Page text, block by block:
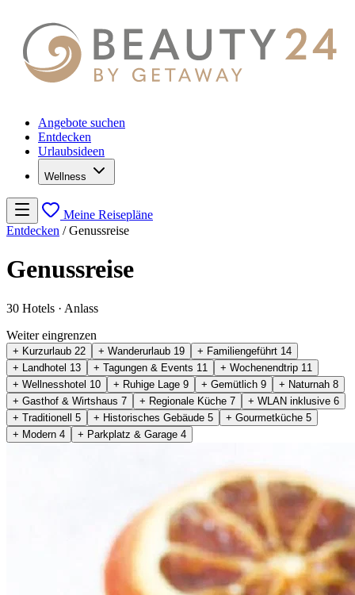
Angebote suchen
Entdecken
Urlaubsideen
Wellness
Meine Reisepläne
Entdecken / Genussreise
Genussreise
30 Hotels · Anlass
Weiter eingrenzen
+ Kurzurlaub 22 + Wanderurlaub 19 + Familiengeführt 14
+ Landhotel 13 + Tagungen & Events 11 + Wochenendtrip 11
+ Wellnesshotel 10 + Ruhige Lage 9 + Gemütlich 9 + Naturnah 8
+ Gasthof & Wirtshaus 7 + Regionale Küche 7 + WLAN inklusive 6
+ Traditionell 5 + Historisches Gebäude 5 + Gourmetküche 5
+ Modern 4 + Parkplatz & Garage 4